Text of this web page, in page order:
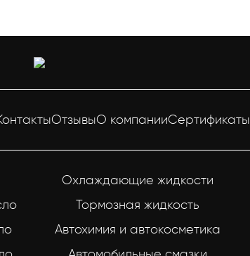
ОтзывыО компанииСертификаты
Охлаждающие жидкости
Тормозная жидкость
Автохимия и автокосметика